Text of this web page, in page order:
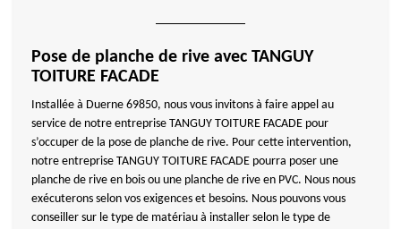
Pose de planche de rive avec TANGUY
TOITURE FACADE
Installée à Duerne 69850, nous vous invitons à faire appel au
service de notre entreprise TANGUY TOITURE FACADE pour
s’occuper de la pose de planche de rive. Pour cette intervention,
notre entreprise TANGUY TOITURE FACADE pourra poser une
planche de rive en bois ou une planche de rive en PVC. Nous nous
exécuterons selon vos exigences et besoins. Nous pouvons vous
conseiller sur le type de matériau à installer selon le type de